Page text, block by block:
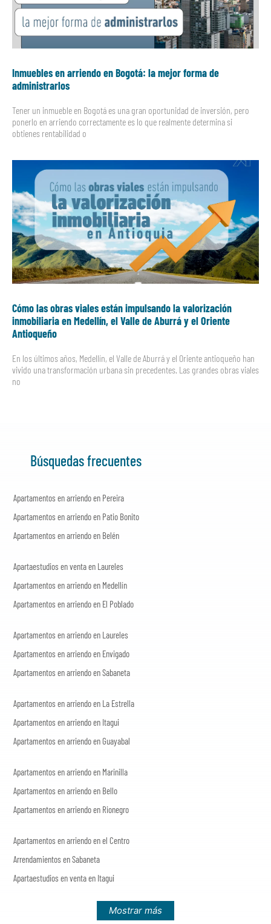
Inmuebles en arriendo en Bogotá: la mejor forma de
administrarlos
Tener un inmueble en Bogotá es una gran oportunidad de inversión, pero
ponerlo en arriendo correctamente es lo que realmente determina si
obtienes rentabilidad o
Cómo las obras viales están impulsando la valorización
inmobiliaria en Medellín, el Valle de Aburrá y el Oriente
Antioqueño
En los últimos años, Medellín, el Valle de Aburrá y el Oriente antioqueño han
vivido una transformación urbana sin precedentes. Las grandes obras viales
no
Búsquedas frecuentes
Apartamentos en arriendo en Pereira
Apartamentos en arriendo en Patio Bonito
Apartamentos en arriendo en Belén
Apartaestudios en venta en Laureles
Apartamentos en arriendo en Medellín
Apartamentos en arriendo en El Poblado
Apartamentos en arriendo en Laureles
Apartamentos en arriendo en Envigado
Apartamentos en arriendo en Sabaneta
Apartamentos en arriendo en La Estrella
Apartamentos en arriendo en Itagui
Apartamentos en arriendo en Guayabal
Apartamentos en arriendo en Marinilla
Apartamentos en arriendo en Bello
Apartamentos en arriendo en Rionegro
Apartamentos en arriendo en el Centro
Arrendamientos en Sabaneta
Apartaestudios en venta en Itagui
Mostrar más